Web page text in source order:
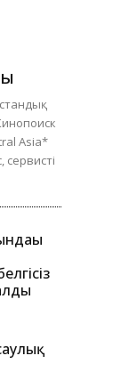
Asia*
сервисті